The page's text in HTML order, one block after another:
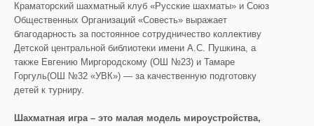
Краматорский шахматный клуб «Русские шахматы» и Союз
Общественных Организаций «Совесть» выражает
благодарность за постоянное сотрудничество коллективу
Детской центральной библиотеки имени А.С. Пушкина, а
также Евгению Миргородскому (ОШ №23) и Тамаре
Горгуль(ОШ №32 «УВК») — за качественную подготовку
детей к турниру.
Шахматная игра – это малая модель мироустройства,